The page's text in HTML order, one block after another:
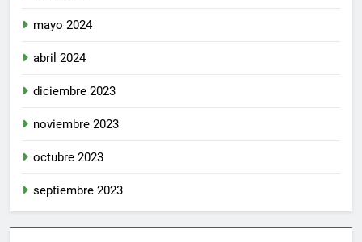
mayo 2024
abril 2024
diciembre 2023
noviembre 2023
octubre 2023
septiembre 2023